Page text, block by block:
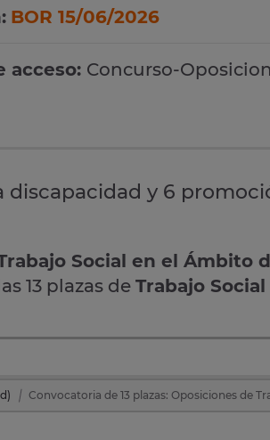
BOR 15/06/2026
acceso: Concurso-Oposicion
discapacidad y 6
Social en el Ámbito
13 plazas de Trabajo
Convocatoria de 13 plazas: Oposiciones de